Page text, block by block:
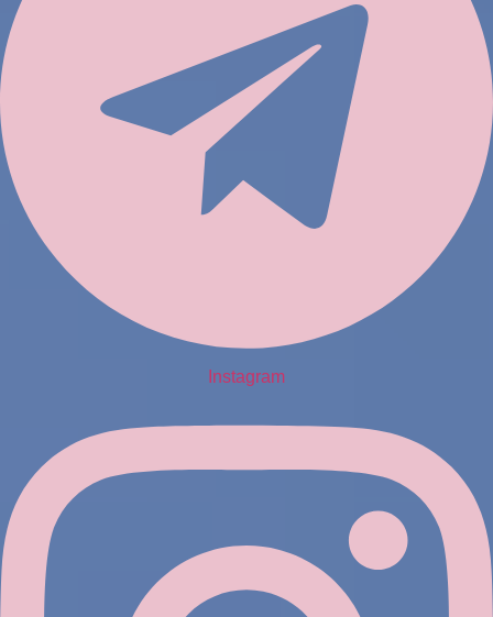
Instagram